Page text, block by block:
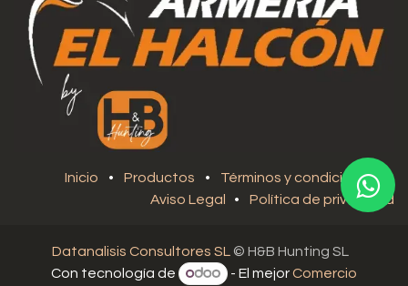
Inicio • Productos • Términos y condiciones
•
Aviso Legal
• Política de privacidad
Datanalisis Consultores SL © H&B Hunting SL
Con tecnología de
- El mejorComercio